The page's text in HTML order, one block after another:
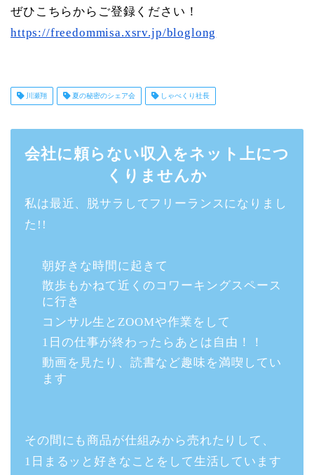
ぜひこちらからご登録ください！
https://freedommisa.xsrv.jp/bloglong
川瀬翔 夏の秘密のシェア会 しゃべくり社長
会社に頼らない収入をネット上につ
くりませんか
私は最近、脱サラしてフリーランスになりまし
た!!
朝好きな時間に起きて
散歩もかねて近くのコワーキングスペース
に行き
コンサル生とZOOMや作業をして
1日の仕事が終わったらあとは自由！！
動画を見たり、読書など趣味を満喫してい
ます
その間にも商品が仕組みから売れたりして、
1日まるッと好きなことをして生活しています